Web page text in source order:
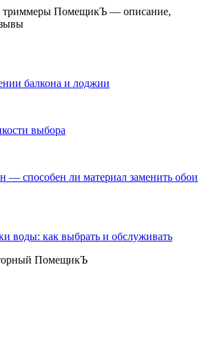
балкона и лоджии
выбора
— способен ли материал заменить обои
воды: как выбрать и обслуживать
ПомещикЪ